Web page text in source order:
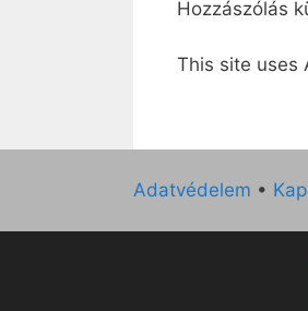
Hozzászólás
This site uses
Adatvédelem •